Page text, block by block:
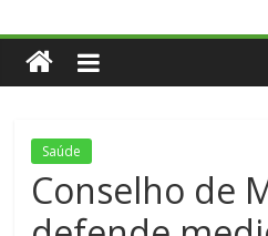
Saúde
Conselho de